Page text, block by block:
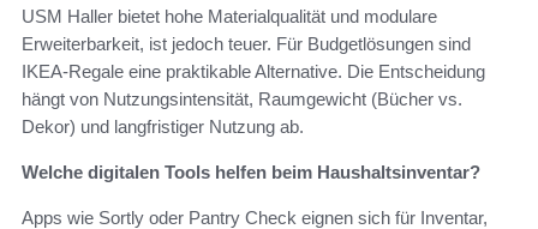
USM Haller bietet hohe Materialqualität und modulare
Erweiterbarkeit, ist jedoch teuer. Für Budgetlösungen sind
IKEA-Regale eine praktikable Alternative. Die Entscheidung
hängt von Nutzungsintensität, Raumgewicht (Bücher vs.
Dekor) und langfristiger Nutzung ab.
Welche digitalen Tools helfen beim Haushaltsinventar?
Apps wie Sortly oder Pantry Check eignen sich für Inventar,